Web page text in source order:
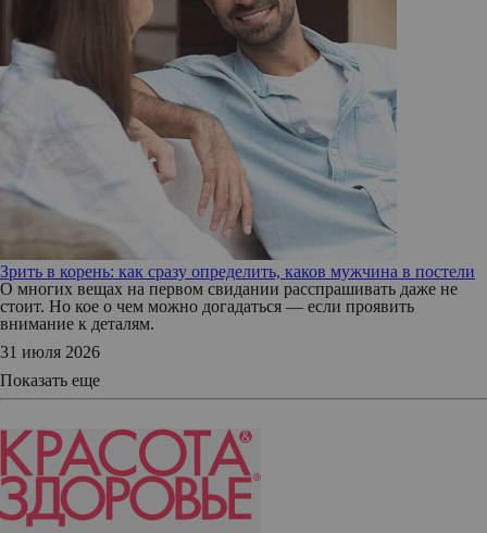
Зрить в корень: как сразу определить, каков мужчина в постели
О многих вещах на первом свидании расспрашивать даже не
стоит. Но кое о чем можно догадаться — если проявить
внимание к деталям.
31 июля 2026
Показать еще